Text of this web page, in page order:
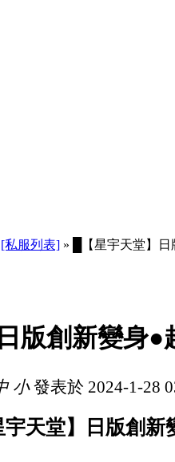
[私服列表] » █【星宇天堂】
版創新變身●
小發表於 2024-1-28
宇天堂】日版創